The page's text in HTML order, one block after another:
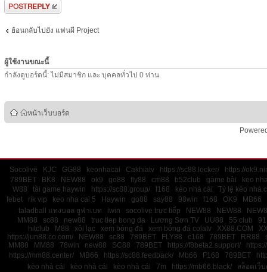
ตอบกระทู้
ย้อนกลับไปยัง แฟนผี Project
ผู้ใช้งานขณะนี้
กำลังดูบอร์ดนี้: ไม่มีสมาชิก และ บุคคลทั่วไป 0 ท่าน
หน้าเว็บบอร์ด
Socolive KJC GG88 keonhacai Cakhiatv https://sc88.locker/
https://
789BET
BK8 NEW88 ok9 go88 fly88 cm88 b52club game bài
keo
W88
tải game haywin https://sc88.group/ f168 kèo nhà cái
Tỷ lệ kèo nhà
febet
rik vip keo nha cai 5 Haywin go88 say88 98win f168 OK9 MB66
taladball แทงบอล ยูฟ่าเบท
iwin socolive trực tiếp NEW88 NEW88
MM88
sc88 new88 truc tiep bong da Lương Sơn TV UU88 55 club
hitclub
M88 xôi lạc xem bóng đá xem bóng đá colatv XX88.COM
https://jun88.co.com/
NEW88 sc88 789BET FLY88 c168 789BET RR88
MM88
MM88 78win new88 SC88 789BET https://f8beta2.support/
https://mm88.center/
MB66 https://sc88.feedback/ Mb66 F168 789BET
kèo nhà cái
kèo nhà cái kèo nhà cái 7m https://mb66.black/
สล็อตเว็